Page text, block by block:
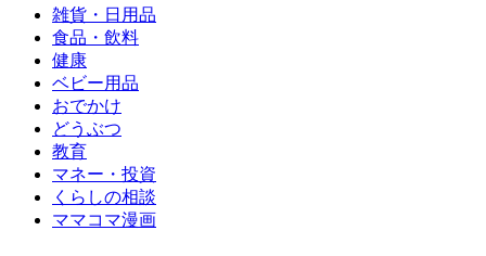
雑貨・日用品
食品・飲料
健康
ベビー用品
おでかけ
どうぶつ
教育
マネー・投資
くらしの相談
ママコマ漫画